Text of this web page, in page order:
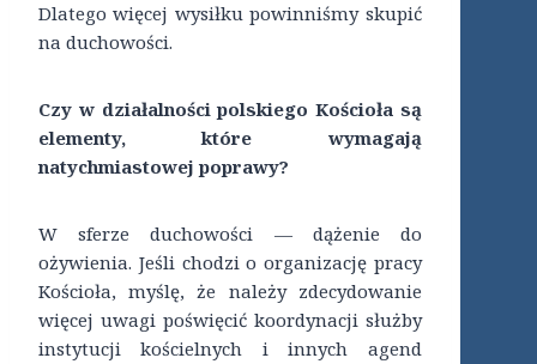
Dlatego więcej wysiłku powinniśmy skupić
na duchowości.
Czy w działalności polskiego Kościoła są
elementy, które wymagają
natychmiastowej poprawy?
W sferze duchowości — dążenie do
ożywienia. Jeśli chodzi o organizację pracy
Kościoła, myślę, że należy zdecydowanie
więcej uwagi poświęcić koordynacji służby
instytucji kościelnych i innych agend